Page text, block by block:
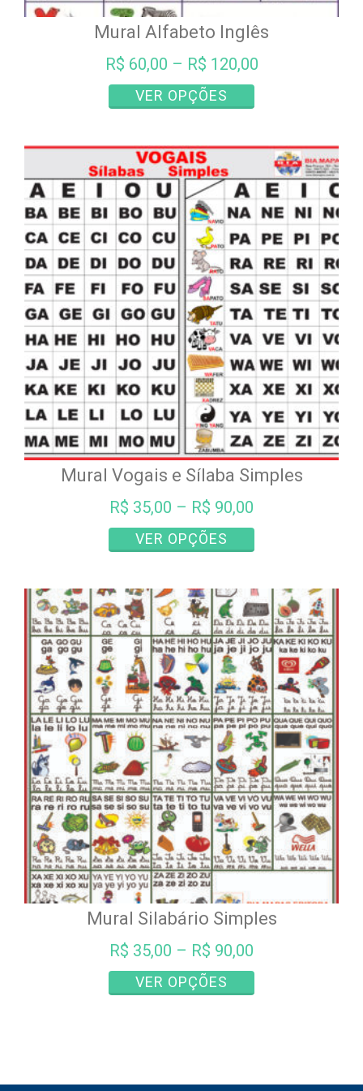
Mural Alfabeto Inglês
R$ 60,00 – R$ 120,00
VER OPÇÕES
produto
várias
variantes.
opções
podem
ser
escolhidas
na
página
do
produto
Mural Vogais e Sílaba Simples
R$ 35,00 – R$ 90,00
VER OPÇÕES
produto
várias
variantes.
As
opções
podem
ser
escolhidas
na
página
do
produto
Mural Silabário Simples
R$ 35,00 – R$ 90,00
VER OPÇÕES
produto